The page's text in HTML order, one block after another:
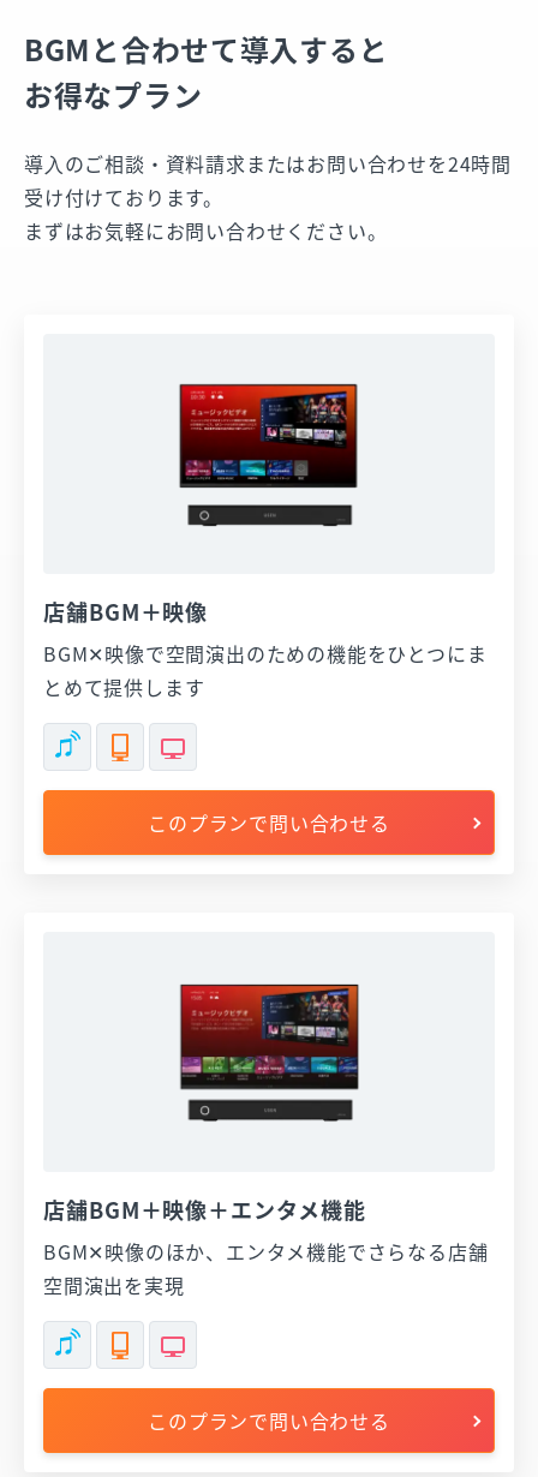
BGMと合わせて導入すると
お得なプラン
導⼊のご相談・資料請求またはお問い合わせを24時間
受け付けております。
まずはお気軽にお問い合わせください。
店舗BGM＋映像
BGM✕映像で空間演出のための機能をひとつにま
とめて提供します
このプランで問い合わせる
店舗BGM＋映像＋エンタメ機能
BGM✕映像のほか、エンタメ機能でさらなる店舗
空間演出を実現
このプランで問い合わせる